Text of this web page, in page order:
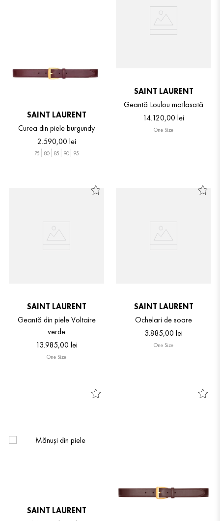
SAINT LAURENT
Curea din piele burgundy
2.590,00 lei
75 80 85 90 95
SAINT LAURENT
Geantă Loulou matlasată
14.120,00 lei
One Size
SAINT LAURENT
Geantă din piele Voltaire
verde
13.985,00 lei
One Size
SAINT LAURENT
Ochelari de soare
3.885,00 lei
One Size
SAINT LAURENT